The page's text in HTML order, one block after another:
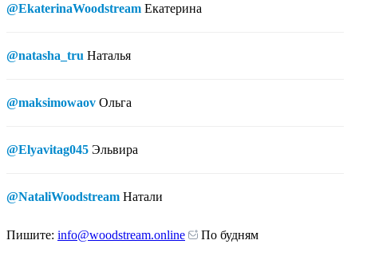
@EkaterinaWoodstream Екатерина
@natasha_tru Наталья
@maksimowaov Ольга
@Elyavitag045 Эльвира
@NataliWoodstream Натали
Пишите: info@woodstream.online По будням